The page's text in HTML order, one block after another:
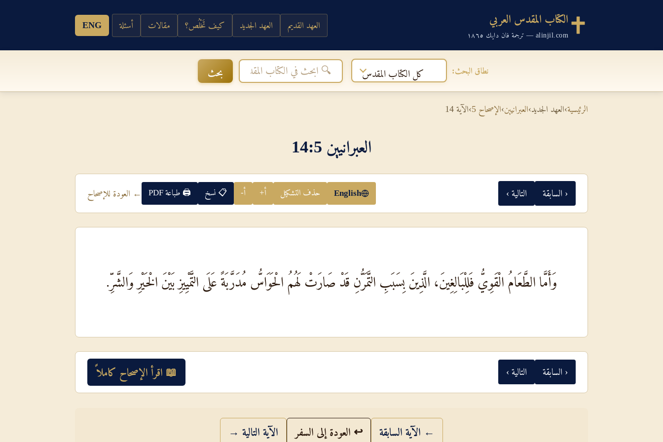
الكتاب المقدس العربي
alinjil.com — ترجمة فان دايك ١٨٦٥
العهد القديم العهد الجديد كيف تَخْلُص؟ مقالات أسئلة ENG
نطاق البحث: كل الكتاب المقدس بحث
الرئيسية›العهد الجديد›العبرانيين›الإصحاح 5 ›الآية 14
العبرانيين 5‏:‏14
‹ السابقة التالية › English حذف التشكيل أ+ أ- 📋 نسخ 🖨 طباعة PDF ← العودة للإصحاح
وَأَمَّا الطَّعَامُ الْقَوِيُّ فَلِلْبَالِغِينَ، الَّذِينَ بِسَبَبِ التَّمَرُّنِ قَدْ صَارَتْ لَهُمُ الْحَوَاسُّ مُدَرَّبَةً عَلَى التَّمْيِيزِ بَيْنَ الْخَيْرِ وَالشَّرِّ.
‹ السابقة التالية › 📖 اقرأ الإصحاح كاملاً
← الآية السابقة ↩ العودة إلى السفر الآية التالية →